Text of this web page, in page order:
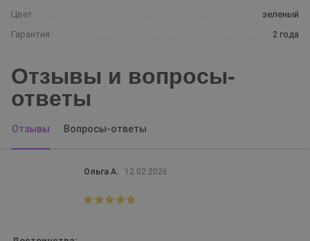
Цвет
зеленый
Гарантия
2 года
Отзывы и вопросы-
ответы
Отзывы Вопросы-ответы
Ольга А. 12.02.2026